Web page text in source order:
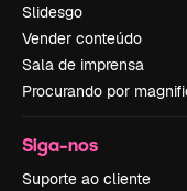
Slidesgo
Vender conteúdo
Sala de imprensa
Procurando por
Siga-nos
Suporte ao cliente